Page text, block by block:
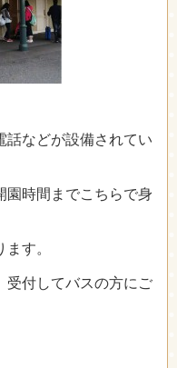
話などが設備されてい
園時間までこちらで身
す。
受付してバスの方にご